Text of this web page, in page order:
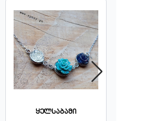
Ყელსაბამი